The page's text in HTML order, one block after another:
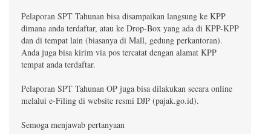
Pelaporan SPT Tahunan bisa disampaikan langsung ke KPP
dimana anda terdaftar, atau ke Drop-Box yang ada di KPP-KPP
dan di tempat lain (biasanya di Mall, gedung perkantoran).
Anda juga bisa kirim via pos tercatat dengan alamat KPP
tempat anda terdaftar.
Pelaporan SPT Tahunan OP juga bisa dilakukan secara online
melalui e-Filing di website resmi DJP (pajak.go.id).
Semoga menjawab pertanyaan